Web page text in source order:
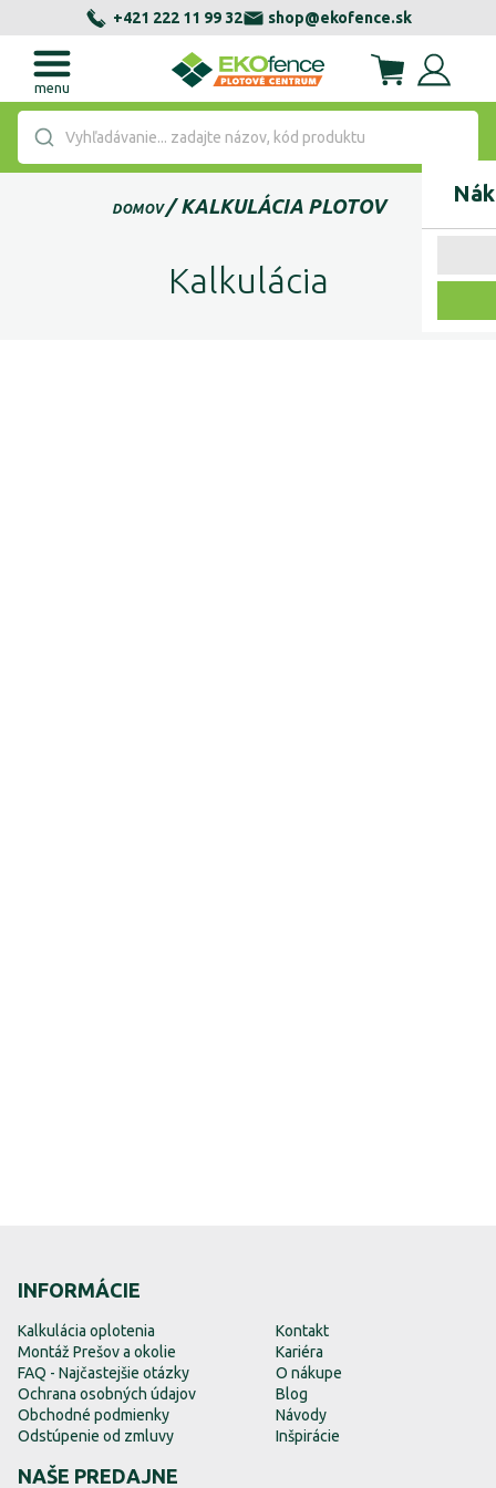
+421 222 11 99 32 shop@ekofence.sk
menu
Vyhľadávanie... zadajte názov, kód produktu
DOMOV KALKULÁCIA PLOTOV
Kalkulácia
INFORMÁCIE
Kalkulácia oplotenia
Montáž Prešov a okolie
FAQ - Najčastejšie otázky
Ochrana osobných údajov
Obchodné podmienky
Odstúpenie od zmluvy
Kontakt
Kariéra
O nákupe
Blog
Návody
Inšpirácie
NAŠE PREDAJNE